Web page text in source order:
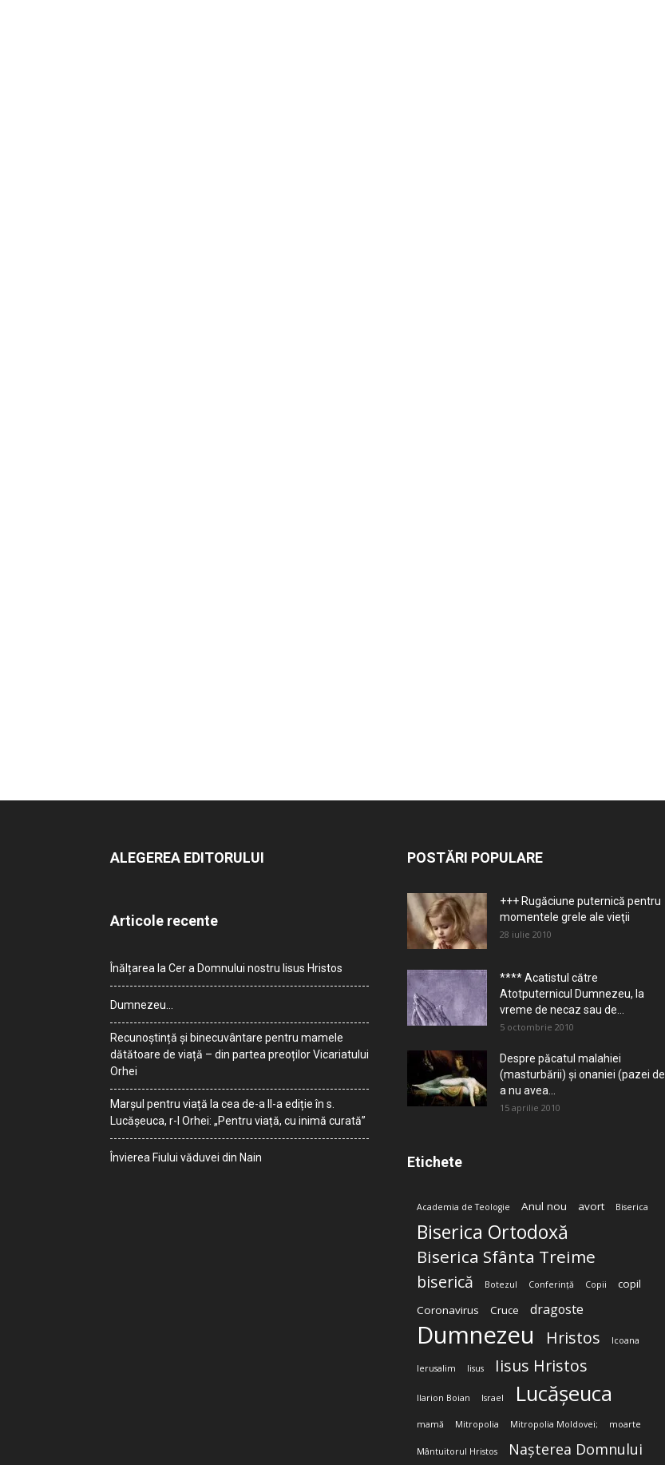
ALEGEREA EDITORULUI
Articole recente
Înălțarea la Cer a Domnului nostru Iisus Hristos
Dumnezeu…
Recunoștință și binecuvântare pentru mamele
dătătoare de viață – din partea preoților Vicariatului
Orhei
Marșul pentru viață la cea de-a II-a ediție în s.
Lucășeuca, r-l Orhei: „Pentru viață, cu inimă curată”
Învierea Fiului văduvei din Nain
POSTĂRI POPULARE
+++ Rugăciune puternică pentru
momentele grele ale vieţii
28 iulie 2010
**** Acatistul către
Atotputernicul Dumnezeu, la
vreme de necaz sau de...
5 octombrie 2010
Despre păcatul malahiei
(masturbării) şi onaniei (pazei de
a nu avea...
15 aprilie 2010
Etichete
Academia de Teologie Anul nou avort Biserica
Biserica Ortodoxă
Biserica Sfânta Treime
biserică Botezul Conferință Copii
copil
Coronavirus
Cruce dragoste
Dumnezeu Hristos Icoana
Ierusalim Iisus Iisus Hristos
Ilarion Boian Israel Lucășeuca
mamă Mitropolia Mitropolia Moldovei; moarte
Mântuitorul Hristos Nașterea Domnului